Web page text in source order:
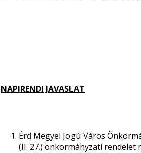
NAPIRENDI JAVASLAT
Érd Megyei Jogú Város
(II. 27.) önkormányzati rendelet